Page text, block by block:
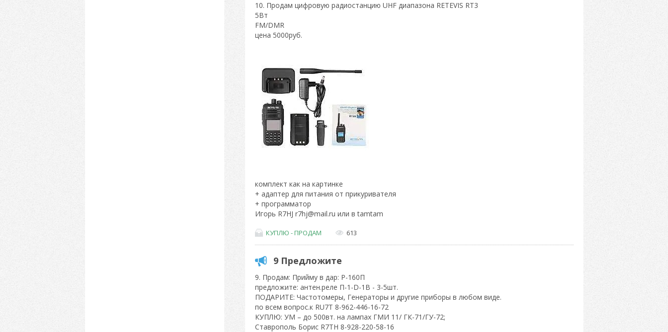
10. Продам цифровую радиостанцию UHF диапазона RETEVIS RT3
5Вт
FM/DMR
цена 5000руб.
комплект как на картинке
+ адаптер для питания от прикуривателя
+ программатор
Игорь R7HJ r7hj@mail.ru или в tamtam
КУПЛЮ - ПРОДАМ 613
9 Предложите
9. Продам: Прийму в дар: Р-160П
предложите: антен.реле П-1-D-1B - 3-5шт.
ПОДАРИТЕ: Частотомеры, Генераторы и другие приборы в любом виде.
по всем вопрос.к RU7T 8-962-446-16-72
КУПЛЮ: УМ – до 500вт. на лампах ГМИ 11/ ГК-71/ГУ-72;
Ставрополь Борис R7TH 8-928-220-58-16